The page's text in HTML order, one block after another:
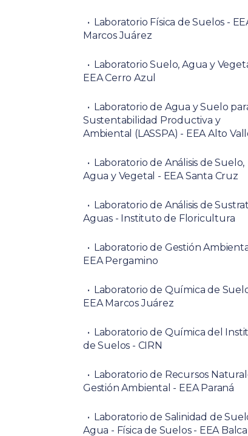
Laboratorio Física de Suelos -
Marcos Juárez
Laboratorio Suelo, Agua y
EEA Cerro Azul
Laboratorio de Agua y Suelo
Sustentabilidad Productiva y
Ambiental (LASSPA) - EEA Alto
Laboratorio de Análisis de Suelo,
Agua y Vegetal - EEA Santa Cruz
Laboratorio de Análisis de
Aguas - Instituto de Floricultura
Laboratorio de Gestión
EEA Pergamino
Laboratorio de Química de
EEA Marcos Juárez
Laboratorio de Química del
de Suelos - CIRN
Laboratorio de Recursos
Gestión Ambiental - EEA Paraná
Laboratorio de Salinidad de
Agua - Física de Suelos - EEA